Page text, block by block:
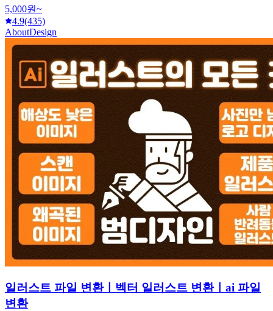
5,000원~
4.9(435)
AboutDesign
일러스트 파일 변환ㅣ벡터 일러스트 변환ㅣai 파일
변환